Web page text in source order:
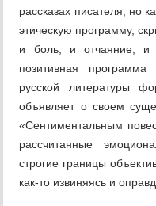
рассказах писателя, но
этическую программу,
и боль, и отчаяние, и
позитивная
русской литературы
объявляет о своем
«Сентиментальным
рассчитанные
строгие границы
как-то извиняясь и